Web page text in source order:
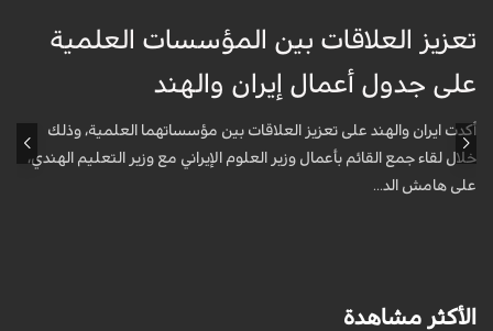
تعزيز العلاقات بين المؤسسات العلمية
على جدول أعمال إيران والهند
أكدت ايران والهند على تعزيز العلاقات بين مؤسساتهما العلمية، وذلك
خلال لقاء جمع القائم بأعمال وزير العلوم الإيراني مع وزير التعليم الهندي،
على هامش الد...
الأكثر مشاهدة